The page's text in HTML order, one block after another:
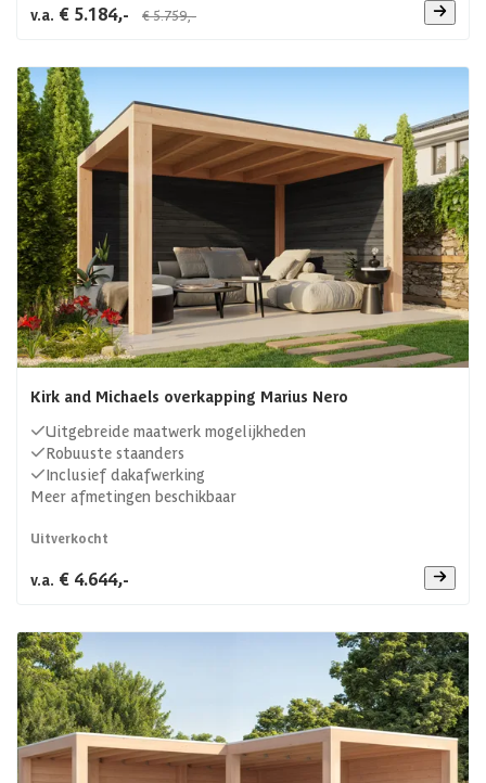
v.a. € 5.184,- € 5.759,-
Kirk and Michaels overkapping Marius Nero
Uitgebreide maatwerk mogelijkheden
Robuuste staanders
Inclusief dakafwerking
Meer afmetingen beschikbaar
Uitverkocht
v.a. € 4.644,-